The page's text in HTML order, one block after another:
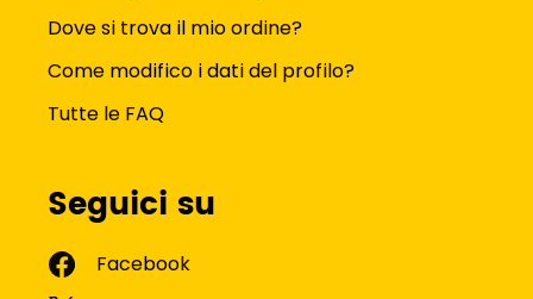
Dove si trova il mio ordine?
Come modifico i dati del profilo?
Tutte le FAQ
Seguici su